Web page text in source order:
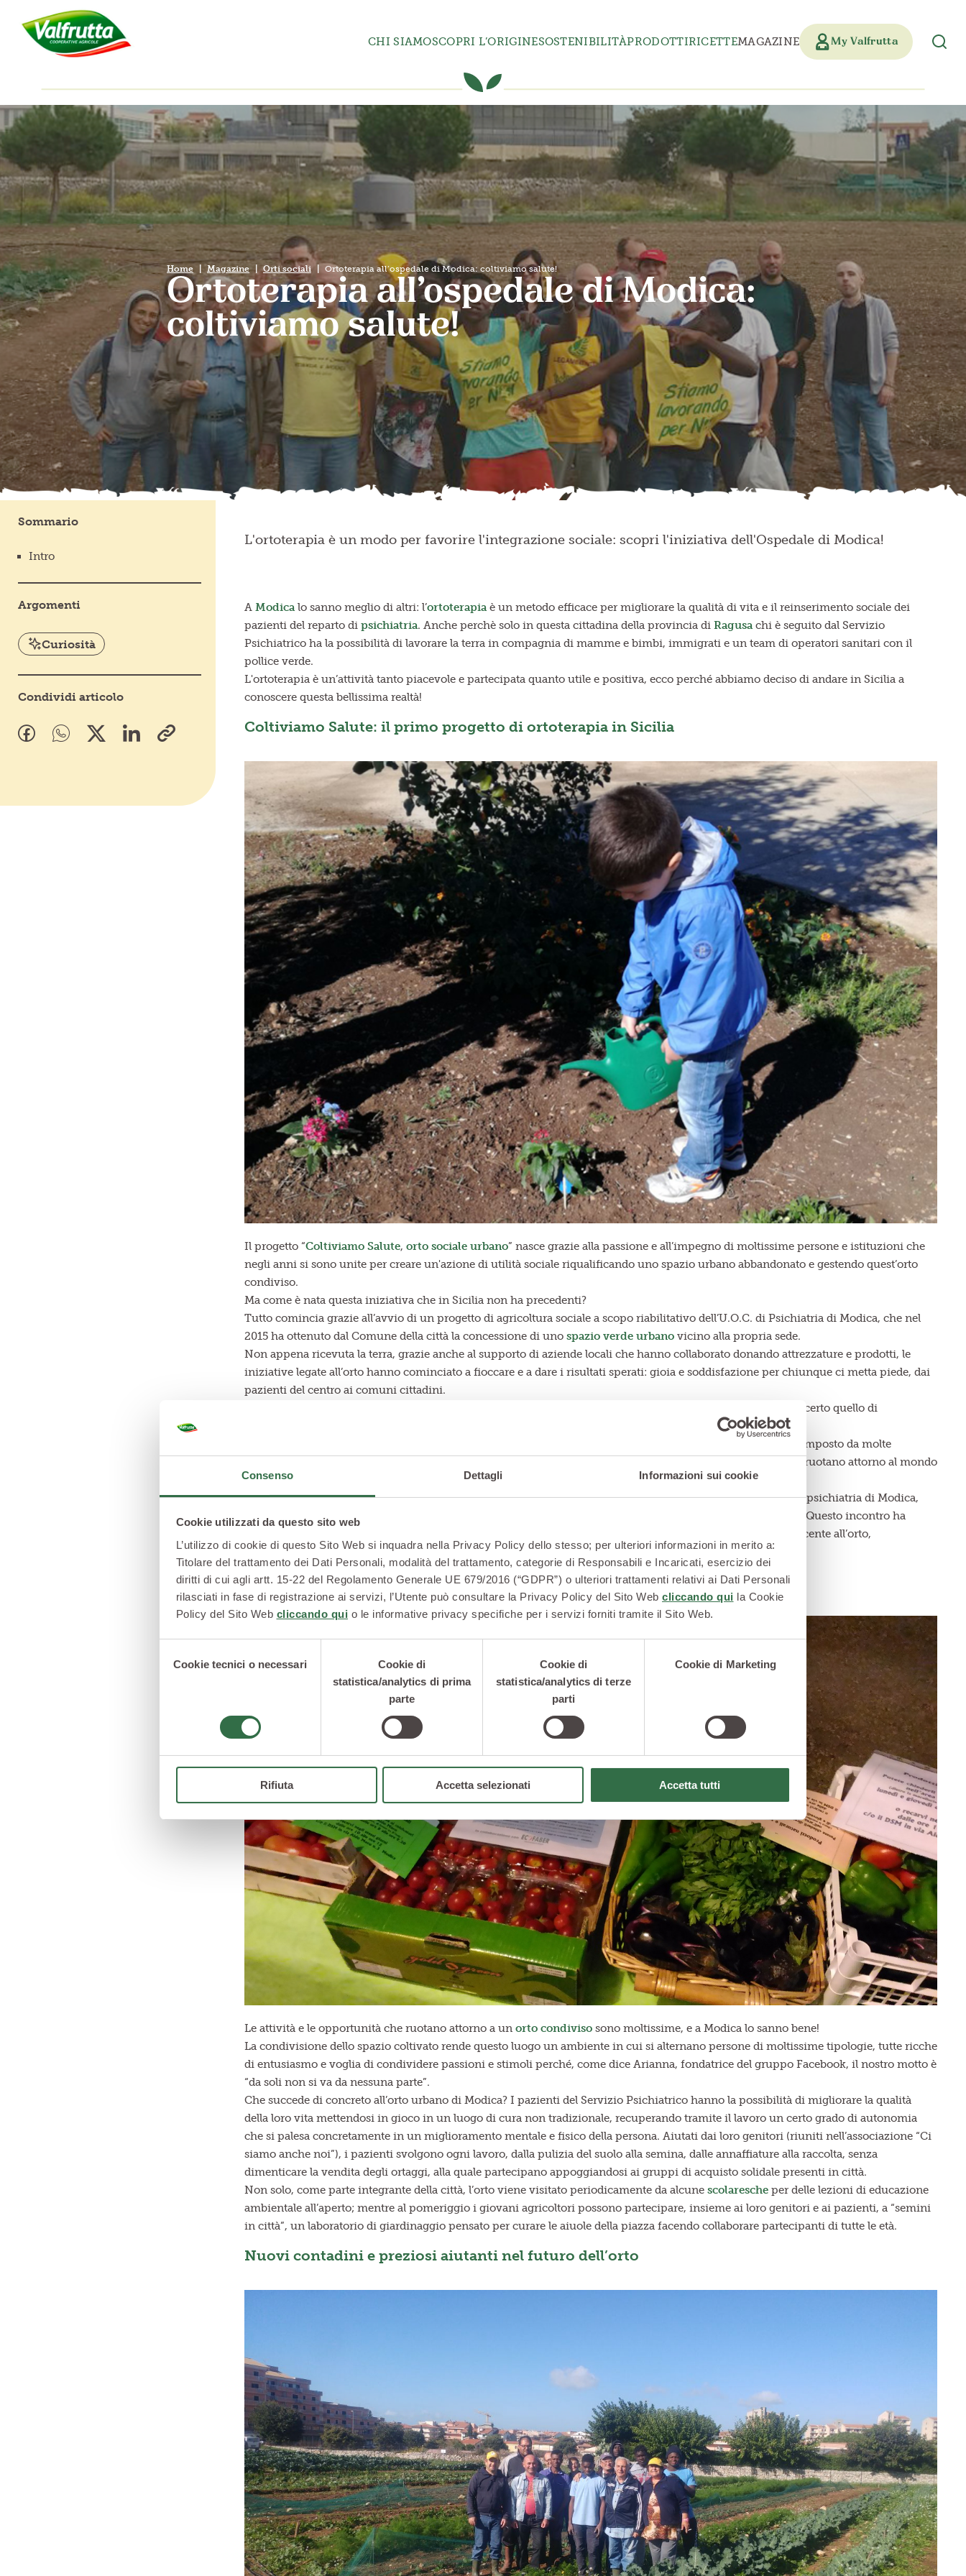
Consenso Dettagli Informazioni sui cookie
Cookie utilizzati da questo sito web
L’utilizzo di cookie di questo Sito Web si inquadra nella Privacy Policy dello stesso; per ulteriori informazioni in merito a:
Titolare del trattamento dei Dati Personali, modalità del trattamento, categorie di Responsabili e Incaricati, esercizio dei
diritti di cui agli artt. 15-22 del Regolamento Generale UE 679/2016 (“GDPR”) o ulteriori trattamenti relativi ai Dati Personali
rilasciati in fase di registrazione ai servizi, l’Utente può consultare la Privacy Policy del Sito Web cliccando qui la Cookie
Policy del Sito Web cliccando qui o le informative privacy specifiche per i servizi forniti tramite il Sito Web.
Cookie tecnici o necessari
Cookie di
statistica/analytics di prima
parte
Cookie di
statistica/analytics di terze
parti
Cookie di Marketing
Rifiuta Accetta selezionati Accetta tutti
CHI SIAMOSCOPRI L’ORIGINESOSTENIBILITÀPRODOTTIRICETTEMAGAZINE My Valfrutta
Home Magazine Orti sociali Ortoterapia all’ospedale di Modica: coltiviamo salute!
Ortoterapia all’ospedale di Modica:
coltiviamo salute!
Sommario
Intro
Argomenti
Curiosità
Condividi articolo
L'ortoterapia è un modo per favorire l'integrazione sociale: scopri l'iniziativa dell'Ospedale di Modica!
A Modicalo sanno meglio di altri: l’ortoterapiaè un metodo efficace per migliorare la qualità di vita e il reinserimento sociale dei
pazienti del reparto di psichiatria. Anche perchè solo in questa cittadina della provincia di Ragusachi è seguito dal Servizio
Psichiatrico ha la possibilità di lavorare la terra in compagnia di mamme e bimbi, immigrati e un team di operatori sanitari con il
pollice verde.
L'ortoterapia è un’attività tanto piacevole e partecipata quanto utile e positiva, ecco perché abbiamo deciso di andare in Sicilia a
conoscere questa bellissima realtà!
Coltiviamo Salute: il primo progetto di ortoterapia in Sicilia
Il progetto “Coltiviamo Salute, orto sociale urbano” nasce grazie alla passione e all’impegno di moltissime persone e istituzioni che
negli anni si sono unite per creare un'azione di utilità sociale riqualificando uno spazio urbano abbandonato e gestendo quest’orto
condiviso.
Ma come è nata questa iniziativa che in Sicilia non ha precedenti?
Tutto comincia grazie all’avvio di un progetto di agricoltura sociale a scopo riabilitativo dell’U.O.C. di Psichiatria di Modica, che nel
2015 ha ottenuto dal Comune della città la concessione di uno spazio verde urbano vicino alla propria sede.
Non appena ricevuta la terra, grazie anche al supporto di aziende locali che hanno collaborato donando attrezzature e prodotti, le
iniziative legate all’orto hanno cominciato a fioccare e a dare i risultati sperati: gioia e soddisfazione per chiunque ci metta piede, dai
pazienti del centro ai comuni cittadini.
E i raccolti? Consegnati ai gruppi di acquisto solidale della città perché lo scopo di “Coltiviamo salute” non è certo quello di
”, un gruppo nato nel 2014 in un social network e composto da molte
modicane, comincia a frequentare lo spazio verde con l’intento di avvicinare i figli alle piante e ai valori che ruotano attorno al mondo
dell’orto.
Tramite il circolo Legambiente “Melograno”, le mamme sono riuscite a mettersi in contatto con il Servizio di psichiatria di Modica,
Servizio Territoriale che da sempre è impegnato nelle iniziative di integrazione sociale per i propri pazienti. Questo incontro ha
permesso a entrambe le realtà di acquisire forza e chiedere a gran voce di sistemare e abbellire la piazza adiacente all’orto,
attrezzandola anche con un’area giocoper bambini.
Pazienti e cittadini uniti in orto per il bene della collettività
Le attività e le opportunità che ruotano attorno a un orto condiviso sono moltissime, e a Modica lo sanno bene!
La condivisione dello spazio coltivato rende questo luogo un ambiente in cui si alternano persone di moltissime tipologie, tutte ricche
di entusiasmo e voglia di condividere passioni e stimoli perché, come dice Arianna, fondatrice del gruppo Facebook, il nostro motto è
“da soli non si va da nessuna parte”.
Che succede di concreto all’orto urbano di Modica? I pazienti del Servizio Psichiatrico hanno la possibilità di migliorare la qualità
della loro vita mettendosi in gioco in un luogo di cura non tradizionale, recuperando tramite il lavoro un certo grado di autonomia
che si palesa concretamente in un miglioramento mentale e fisico della persona. Aiutati dai loro genitori (riuniti nell’associazione “Ci
siamo anche noi”), i pazienti svolgono ogni lavoro, dalla pulizia del suolo alla semina, dalle annaffiature alla raccolta, senza
dimenticare la vendita degli ortaggi, alla quale partecipano appoggiandosi ai gruppi di acquisto solidale presenti in città.
Non solo, come parte integrante della città, l’orto viene visitato periodicamente da alcune scolaresche per delle lezioni di educazione
ambientale all’aperto; mentre al pomeriggio i giovani agricoltori possono partecipare, insieme ai loro genitori e ai pazienti, a “semini
in città”, un laboratorio di giardinaggio pensato per curare le aiuole della piazza facendo collaborare partecipanti di tutte le età.
Nuovi contadini e preziosi aiutanti nel futuro dell’orto